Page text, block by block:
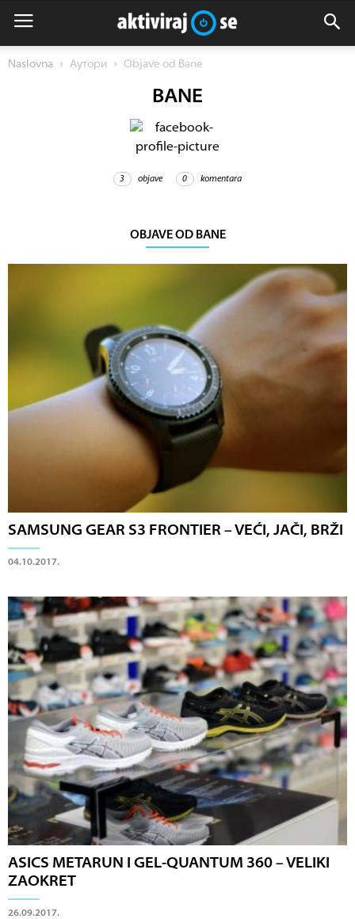
Naslovna Аутори Objave od Bane
BANE
3 objave 0 komentara
OBJAVE OD BANE
SAMSUNG GEAR S3 FRONTIER – VEĆI, JAČI, BRŽI
04.10.2017.
ASICS METARUN I GEL-QUANTUM 360 – VELIKI
ZAOKRET
26.09.2017.